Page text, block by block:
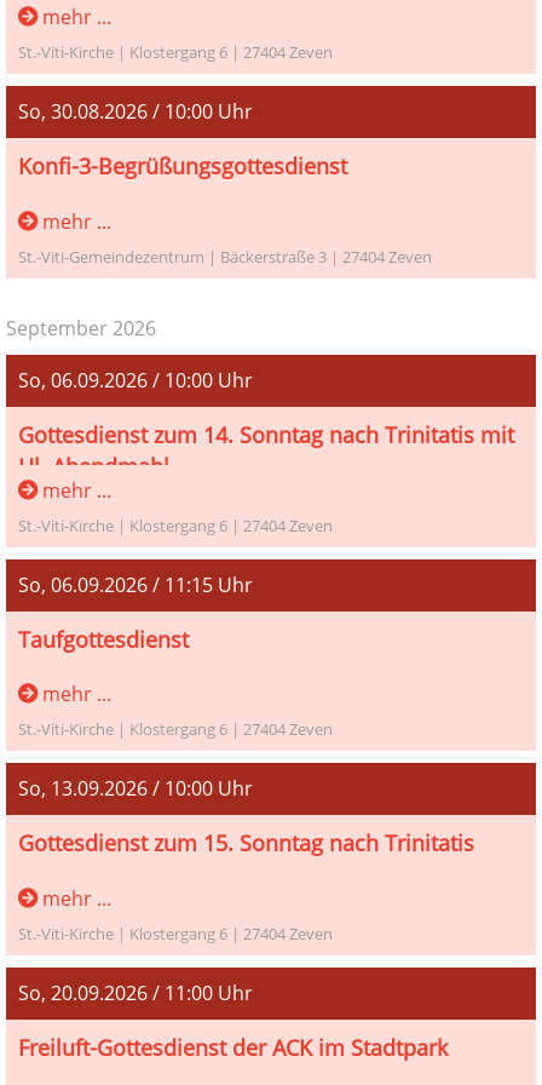
Pastor Heiner Georgi-Gerdes
mehr ...
St.-Viti-Kirche | Klostergang 6 | 27404 Zeven
So, 30.08.2026 / 10:00 Uhr
Konfi-3-Begrüßungsgottesdienst
Konfi-3-Begrüßungsgottesdienst mit Pastor Martin
Knapmeyer im Gemeindezentrum
mehr ...
St.-Viti-Gemeindezentrum | Bäckerstraße 3 | 27404 Zeven
September 2026
So, 06.09.2026 / 10:00 Uhr
Gottesdienst zum 14. Sonntag nach Trinitatis mit
Hl. Abendmahl
Gottesdienst zum 14. Sonntag nach Trinitatis mit Hl.
Abendmahl und Pastor Martin Knapmeyer
mehr ...
St.-Viti-Kirche | Klostergang 6 | 27404 Zeven
So, 06.09.2026 / 11:15 Uhr
Taufgottesdienst
Taufgottesdienst mit Pastor Martin Knapmeyer
mehr ...
St.-Viti-Kirche | Klostergang 6 | 27404 Zeven
So, 13.09.2026 / 10:00 Uhr
Gottesdienst zum 15. Sonntag nach Trinitatis
Gottesdienst zum 15. Sonntag nach Trinitatis mit
Lektor Friedrich Metscher aus Gnarrenburg
mehr ...
St.-Viti-Kirche | Klostergang 6 | 27404 Zeven
So, 20.09.2026 / 11:00 Uhr
Freiluft-Gottesdienst der ACK im Stadtpark